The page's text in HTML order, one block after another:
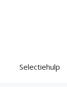
Selectiehulp